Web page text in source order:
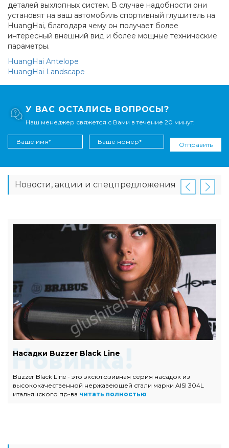
деталей выхлопных систем. В случае надобности они
установят на ваш автомобиль спортивный глушитель на
HuangHai, благодаря чему он получает более
интересный внешний вид и более мощные технические
параметры.
HuangHai Antelope
HuangHai Landscape
У ВАС ОСТАЛИСЬ ВОПРОСЫ?
Наш менеджер свяжется с Вами в течение 20 минут.
Отправить
Новости, акции и спецпредложения
Насадки Buzzer Black Line
Buzzer Black Line - это эксклюзивная серия насадок из
высококачественной нержавеющей стали марки AISI 304L
итальянского пр-ва читать полностью